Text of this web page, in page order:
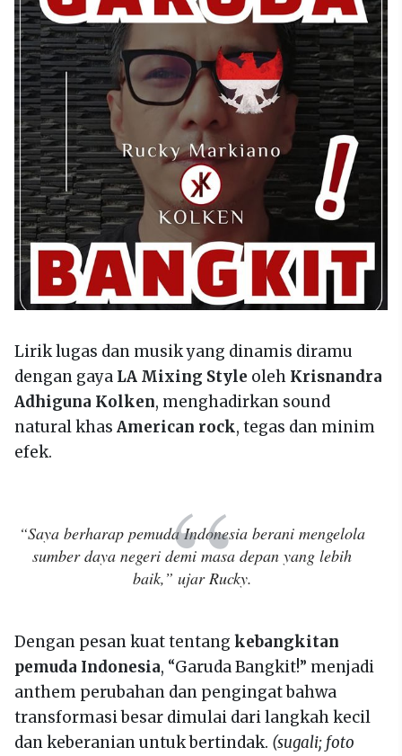
Lirik lugas dan musik yang dinamis diramu
dengan gaya LA Mixing Style oleh Krisnandra
Adhiguna Kolken, menghadirkan sound
natural khas American rock, tegas dan minim
efek.
“Saya berharap pemuda Indonesia berani mengelola
sumber daya negeri demi masa depan yang lebih
baik,” ujar Rucky.
Dengan pesan kuat tentang kebangkitan
pemuda Indonesia, “Garuda Bangkit!” menjadi
anthem perubahan dan pengingat bahwa
transformasi besar dimulai dari langkah kecil
dan keberanian untuk bertindak. (sugali; foto